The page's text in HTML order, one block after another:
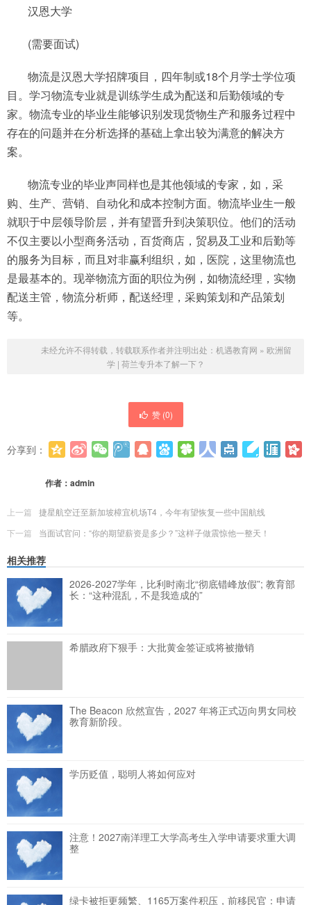
汉恩大学
(需要面试)
物流是汉恩大学招牌项目，四年制或18个月学士学位项
目。学习物流专业就是训练学生成为配送和后勤领域的专
家。物流专业的毕业生能够识别发现货物生产和服务过程中
存在的问题并在分析选择的基础上拿出较为满意的解决方
案。
物流专业的毕业声同样也是其他领域的专家，如，采
购、生产、营销、自动化和成本控制方面。物流毕业生一般
就职于中层领导阶层，并有望晋升到决策职位。他们的活动
不仅主要以小型商务活动，百货商店，贸易及工业和后勤等
的服务为目标，而且对非赢利组织，如，医院，这里物流也
是最基本的。现举物流方面的职位为例，如物流经理，实物
配送主管，物流分析师，配送经理，采购策划和产品策划
等。
未经允许不得转载，转载联系作者并注明出处： 机遇教育网 » 欧洲留
学 | 荷兰专升本了解一下？
赞 (0)
分享到：
作者： admin
上一篇
捷星航空迁至新加坡樟宜机场T4，今年有望恢复一些中国航线
下一篇
当面试官问：“你的期望薪资是多少？”这样子做震惊他一整天！
相关推荐
2026-2027学年，比利时南北“彻底错峰放假”; 教育部
长：“这种混乱，不是我造成的”
希腊政府下狠手：大批黄金签证或将被撤销
The Beacon 欣然宣告，2027 年将正式迈向男女同校
教育新阶段。
学历贬值，聪明人将如何应对
注意！2027南洋理工大学高考生入学申请要求重大调
整
绿卡被拒更频繁、1165万案件积压，前移民官：申请